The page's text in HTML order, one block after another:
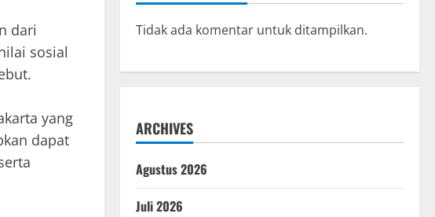
dari
sosial
yang
dapat
Tidak ada komentar untuk ditampilkan.
ARCHIVES
Agustus 2026
Juli 2026